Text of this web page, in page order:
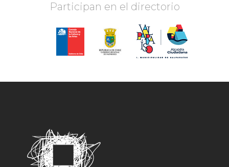
Participan en el directorio